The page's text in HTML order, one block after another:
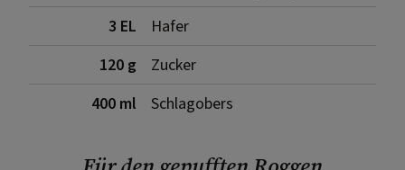
3 EL
Hafer
120 g
Zucker
400 ml
Schlagobers